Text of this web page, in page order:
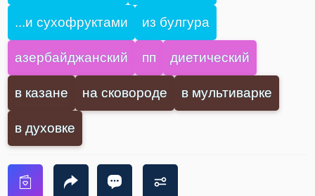
...и сухофруктами из булгура
азербайджанский пп диетический
в казане на сковороде в мультиварке
в духовке